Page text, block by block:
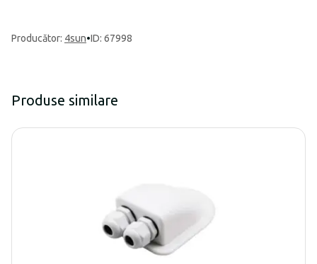
Producător: 4sun•ID: 67998
Produse similare